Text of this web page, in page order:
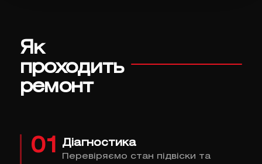
Як
проходить
ремонт
01 Діагностика
Перевіряємо стан підвіски та